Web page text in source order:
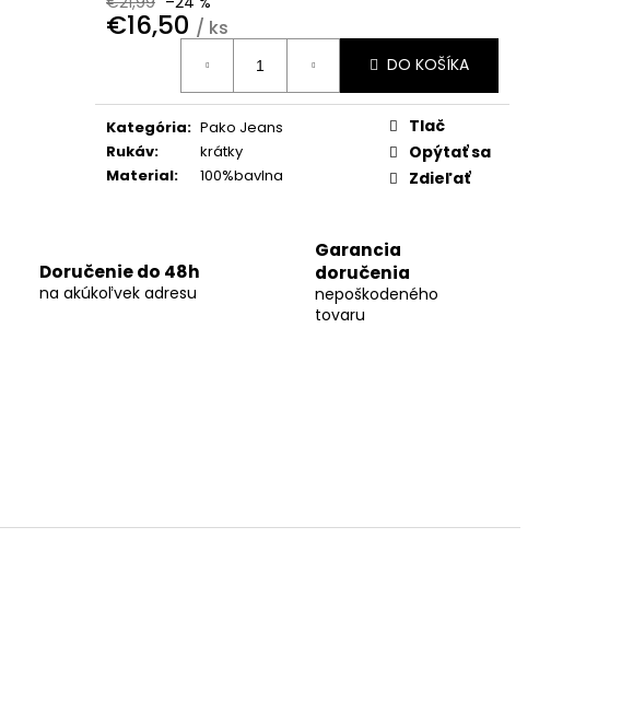
€16,50 / ks
Jednotková
DO KOŠÍKA
Kategória: Pako Jeans
Rukáv:
krátky
Material: 100%bavlna
Tlač
Opýtať sa
Zdieľať
Doručenie do 48h
na akúkoľvek adresu
Garancia
doručenia
nepoškodeného
tovaru
KOŠEĽA K063-A10